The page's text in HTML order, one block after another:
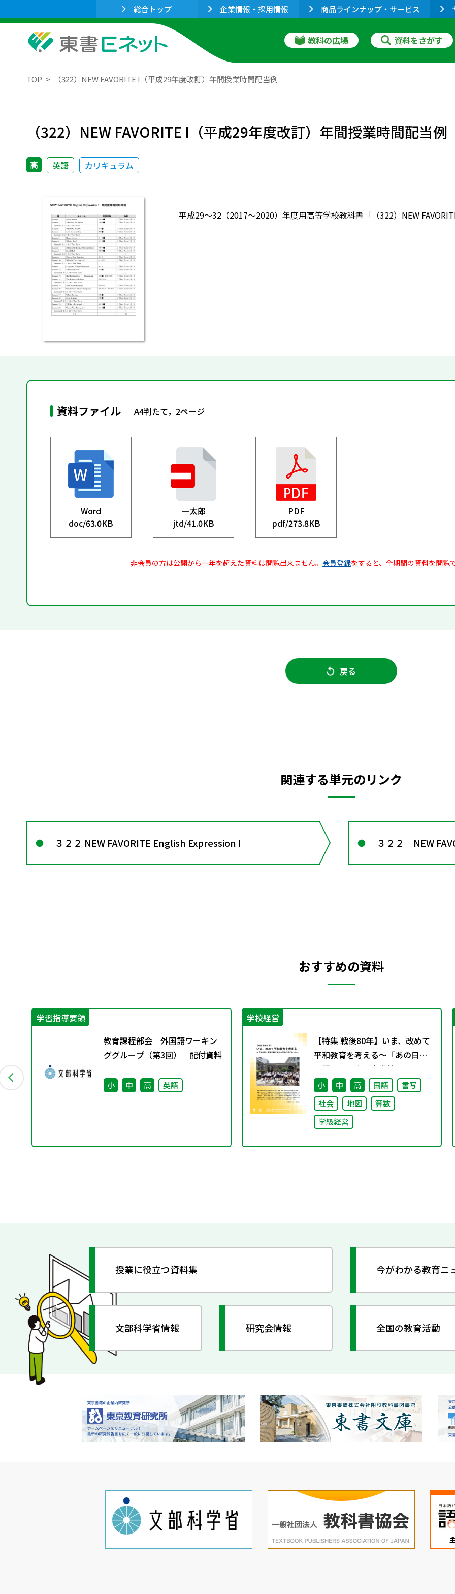
総合トップ 企業情報・採用情報 商品ラインナップ・サービス
教科の広場 資料をさがす
TOP （322）NEW FAVORITE I（平成29年度改訂）年間授業時間配当例
（322）NEW FAVORITE I（平成29年度改訂）年間授業時間配当例
高 英語 カリキュラム
平成29～32（2017～2020）年度用高等学校教科書「（322）NEW
資料ファイル A4判たて，2ページ
Word
doc/63.0KB
一太郎
jtd/41.0KB
PDF
pdf/273.8KB
非会員の方は公開から一年を超えた資料は閲覧出来ません。 会員登録をすると、全期間の資料を閲覧
戻る
関連する単元のリンク
３２２ NEW FAVORITE English Expression Ⅰ ３２２ NEW
おすすめの資料
学習指導要領
教育課程部会 外国語ワーキン
ググループ（第3回） 配付資料
小 中 高 英語
学校経営
【特集 戦後80年】いま、改めて
平和教育を考える〜「あの日」
を語り継ぐ本川小学校の子ども
たち〜
小 中 高 国語
書写
社会
地図
算数
学級経営
授業に役立つ資料集 今がわかる教育ニ
文部科学省情報 研究会情報 全国の教育活動